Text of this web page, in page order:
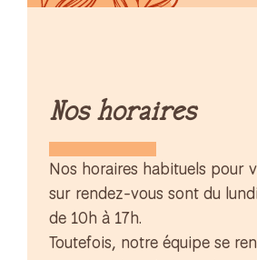
Nos horaires
Nos horaires habituels pour
sur rendez-vous sont du
de 10h à 17h.
Toutefois, notre équipe se